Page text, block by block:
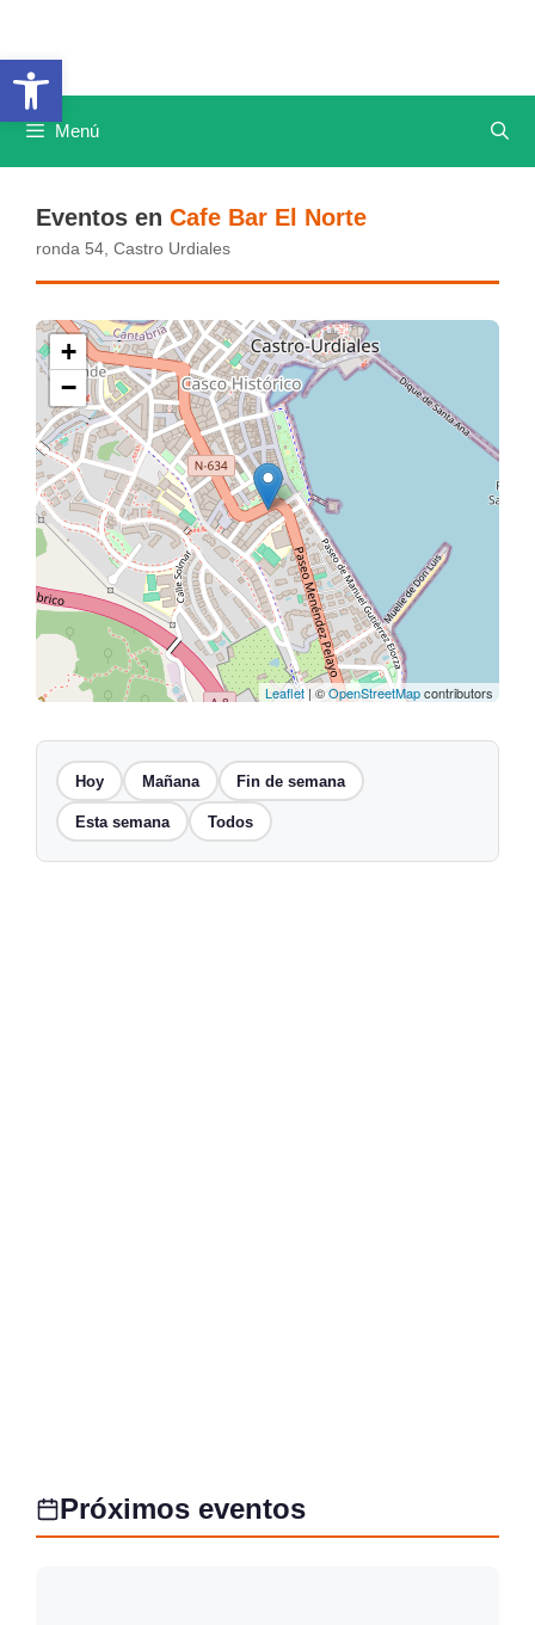
Abrir barra de herramientas
contenido
Menú
Eventos en Cafe Bar El Norte
ronda 54, Castro Urdiales
+
−
Leaflet| ©OpenStreetMapcontributors
Hoy Mañana Fin de semana
Esta semana Todos
Próximos eventos